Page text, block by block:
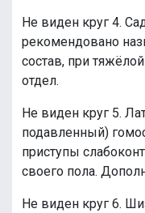
Не виден круг 4.
рекомендовано
состав, при
отдел.
Не виден круг 5.
подавленный)
приступы
своего пола.
Не виден круг 6.